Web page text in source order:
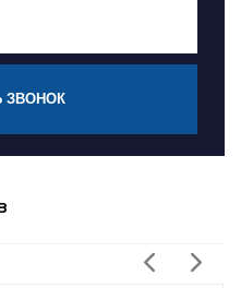
ЗВОНОК